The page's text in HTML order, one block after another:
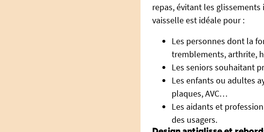
repas, évitant les
vaisselle est idéale pour :
Les personnes dont la
tremblements, arthrite,
Les seniors souhaitant
Les enfants ou adultes
plaques, AVC…
Les aidants et
des usagers.